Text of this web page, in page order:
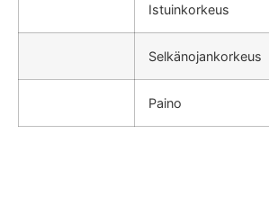
Istuinkorkeus
Selkänojankorkeus
Paino